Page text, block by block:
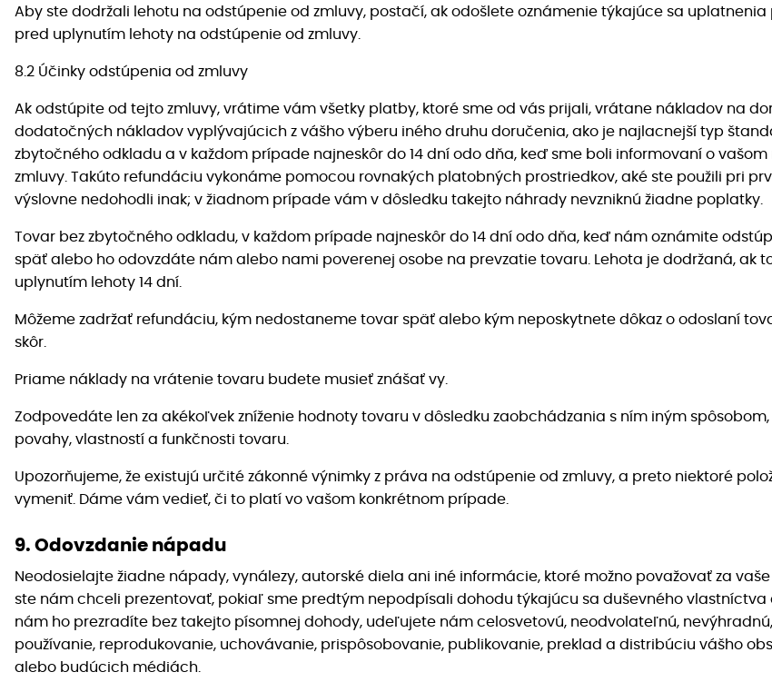
Aby ste dodržali lehotu na odstúpenie od zmluvy, postačí, ak odošlete oznámenie týkajúce sa
pred uplynutím lehoty na odstúpenie od zmluvy.
8.2 Účinky odstúpenia od zmluvy
Ak odstúpite od tejto zmluvy, vrátime vám všetky platby, ktoré sme od vás prijali, vrátane nákladov na
dodatočných nákladov vyplývajúcich z vášho výberu iného druhu doručenia, ako je najlacnejší typ
zbytočného odkladu a v každom prípade najneskôr do 14 dní odo dňa, keď sme boli informovaní o
zmluvy. Takúto refundáciu vykonáme pomocou rovnakých platobných prostriedkov, aké ste použili pri
výslovne nedohodli inak; v žiadnom prípade vám v dôsledku takejto náhrady nevzniknú žiadne poplatky.
Tovar bez zbytočného odkladu, v každom prípade najneskôr do 14 dní odo dňa, keď nám oznámite
späť alebo ho odovzdáte nám alebo nami poverenej osobe na prevzatie tovaru. Lehota je dodržaná, ak
uplynutím lehoty 14 dní.
Môžeme zadržať refundáciu, kým nedostaneme tovar späť alebo kým neposkytnete dôkaz o odoslaní
skôr.
Priame náklady na vrátenie tovaru budete musieť znášať vy.
Zodpovedáte len za akékoľvek zníženie hodnoty tovaru v dôsledku zaobchádzania s ním iným
povahy, vlastností a funkčnosti tovaru.
Upozorňujeme, že existujú určité zákonné výnimky z práva na odstúpenie od zmluvy, a preto niektoré
vymeniť. Dáme vám vedieť, či to platí vo vašom konkrétnom prípade.
9. Odovzdanie nápadu
Neodosielajte žiadne nápady, vynálezy, autorské diela ani iné informácie, ktoré možno považovať za
ste nám chceli prezentovať, pokiaľ sme predtým nepodpísali dohodu týkajúcu sa duševného vlastníctva
nám ho prezradíte bez takejto písomnej dohody, udeľujete nám celosvetovú, neodvolateľnú,
používanie, reprodukovanie, uchovávanie, prispôsobovanie, publikovanie, preklad a distribúciu vášho
alebo budúcich médiách.